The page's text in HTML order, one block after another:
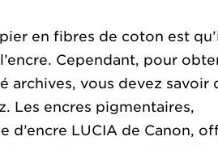
en fibres de coton est
Cependant, pour
archives, vous devez savoir
Les encres pigmentaires,
d’encre LUCIA de Canon,